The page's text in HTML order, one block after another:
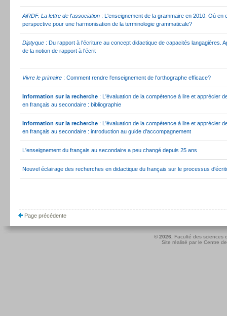
AiRDF. La lettre de l'association : L'enseignement de la grammaire en 2010. Où en
perspective pour une harmonisation de la terminologie grammaticale?
Diptyque : Du rapport à l'écriture au concept didactique de capacités langagières.
de la notion de rapport à l'écrit
Vivre le primaire : Comment rendre l'enseignement de l'orthographe efficace?
Information sur la recherche : L'évaluation de la compétence à lire et apprécier
en français au secondaire : bibliographie
Information sur la recherche : L'évaluation de la compétence à lire et apprécier
en français au secondaire : introduction au guide d'accompagnement
L'enseignement du français au secondaire a peu changé depuis 25 ans
Nouvel éclairage des recherches en didactique du français sur le processus
Page précédente
© 2026.
Faculté des sciences
Site réalisé par le Centre